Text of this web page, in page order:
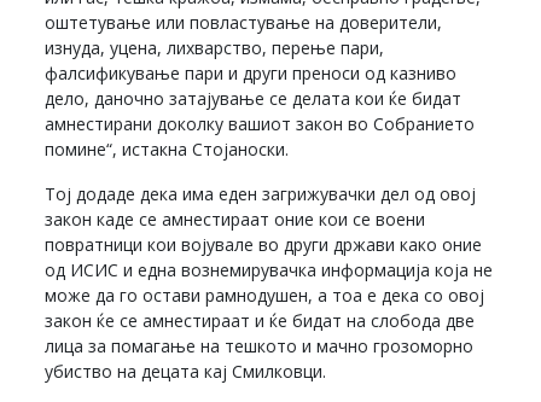
оштетување или повластување на доверители,
изнуда, уцена, лихварство, перење пари,
фалсификување пари и други преноси од казниво
дело, даночно затајување се делата кои ќе бидат
амнестирани доколку вашиот закон во Собранието
помине“, истакна Стојаноски.
Тој додаде дека има еден загрижувачки дел од овој
закон каде се амнестираат оние кои се воени
повратници кои војувале во други држави како оние
од ИСИС и една вознемирувачка информација која не
може да го остави рамнодушен, а тоа е дека со овој
закон ќе се амнестираат и ќе бидат на слобода две
лица за помагање на тешкото и мачно грозоморно
убиство на децата кај Смилковци.